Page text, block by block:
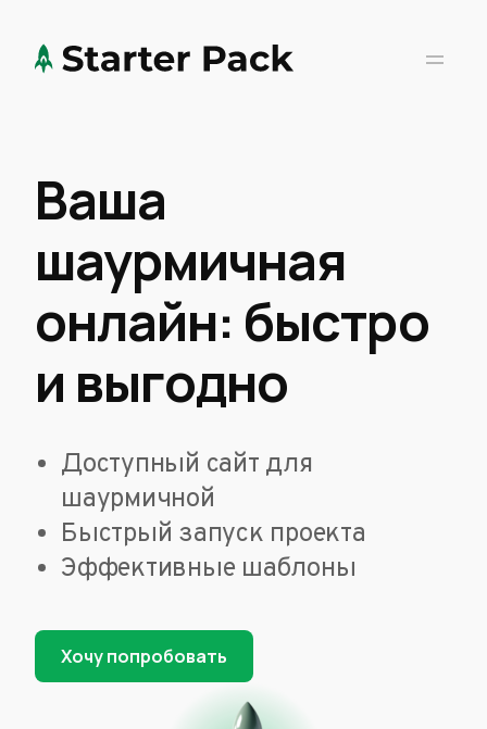
Ваша
шаурмичная
онлайн: быстро
и выгодно
Доступный сайт для
шаурмичной
Быстрый запуск проекта
Эффективные шаблоны
Хочу попробовать